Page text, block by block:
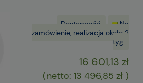
Dostępność:
Na
zamówienie, realizacja około 2
tyg.
16 601,13 zł
(netto: 13 496,85 zł )